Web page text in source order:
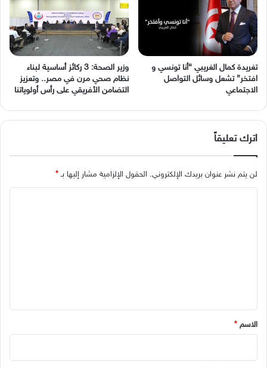
‬الاجتماعي
وزير الصحة: 3 ركائز أساسية لبناء
نظام صحي مرن في مصر.. وتعزيز
التضامن الأفريقي على رأس أولوياتنا
اترك تعليقاً
لن يتم نشر عنوان بريدك الإلكتروني. الحقول الإلزامية مشار إليها بـ*
*
الاسم *